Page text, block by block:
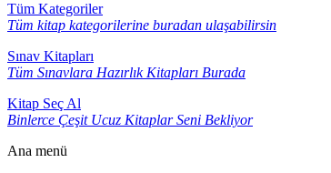
Tüm Kategoriler
Tüm kitap kategorilerine buradan ulaşabilirsin
Sınav Kitapları
Tüm Sınavlara Hazırlık Kitapları Burada
Kitap Seç Al
Binlerce Çeşit Ucuz Kitaplar Seni Bekliyor
Ana menü